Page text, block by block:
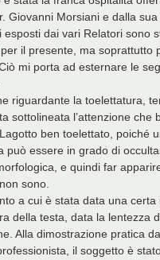
Giovanni Morsiani e dalla
esposti dai vari Relatori sono
il presente, ma soprattutto
mi porta ad esternare le
riguardante la toelettatura,
sottolineata l’attenzione che
ben toelettato, poiché
può essere in grado di
e quindi far
sono.
a cui è stata data una
della testa, data la lentezza
Alla dimostrazione pratica
il soggetto è